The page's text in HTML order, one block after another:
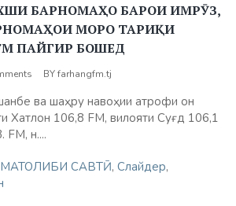
БАРНОМАҲО БАРОИ ИМРӮЗ,
МОРО ТАРИҚИ
ПАЙГИР БОШЕД
BYfarhangfm.tj
ва шаҳру навоҳии атрофи он
Хатлон 106,8 FМ, вилояти Суғд 106,1
FM, н....
МАТОЛИБИ САВТӢ, Слайдер,